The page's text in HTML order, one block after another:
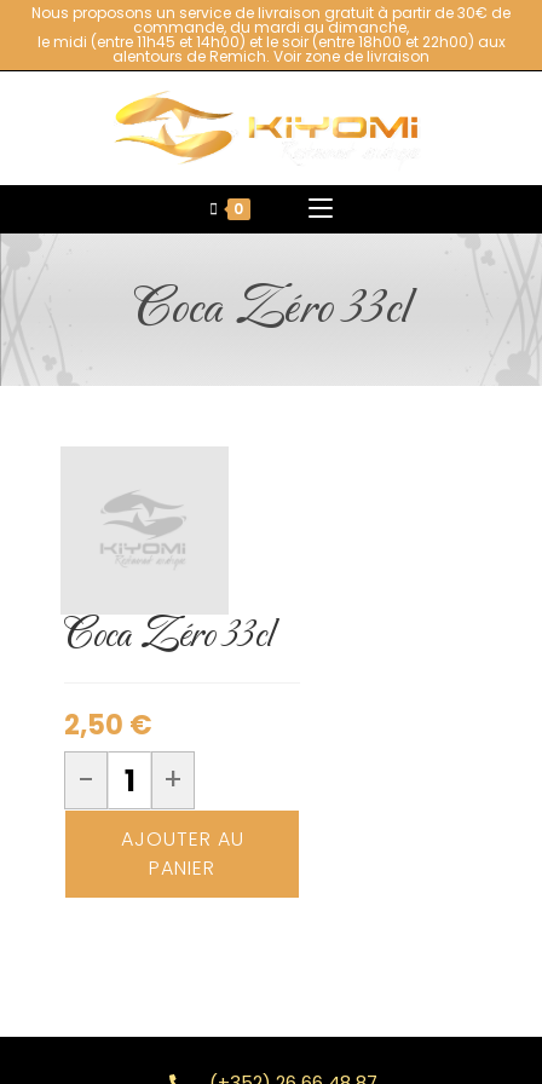
Nous proposons un service de livraison gratuit à partir de 30€ de
commande, du mardi au dimanche,
le midi (entre 11h45 et 14h00) et le soir (entre 18h00 et 22h00) aux
alentours de Remich. Voir zone de livraison
0
Coca Zéro 33cl
Coca Zéro 33cl
2,50 €
- +
AJOUTER AU
PANIER